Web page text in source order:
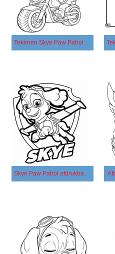
Tekenen Skye Paw Patrol voor kinderen
Skye Paw Patrol afdrukbaar eenvoudig